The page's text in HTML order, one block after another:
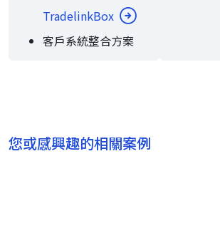
TradelinkBox
客戶系統整合方案
您或感興趣的相關案例